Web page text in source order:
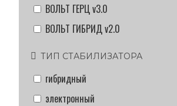
ВОЛЬТ ГЕРЦ v3.0
ВОЛЬТ ГИБРИД v2.0
ТИП СТАБИЛИЗАТОРА
гибридный
электронный